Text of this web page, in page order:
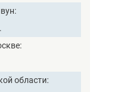
области